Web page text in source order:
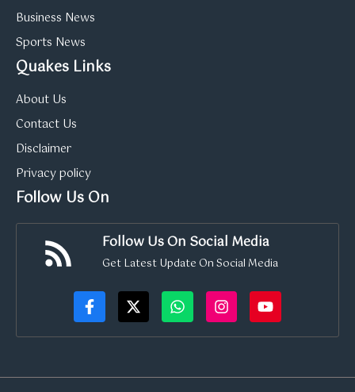
Business News
Sports News
Quakes Links
About Us
Contact Us
Disclaimer
Privacy policy
Follow Us On
Follow Us On Social Media
Get Latest Update On Social Media